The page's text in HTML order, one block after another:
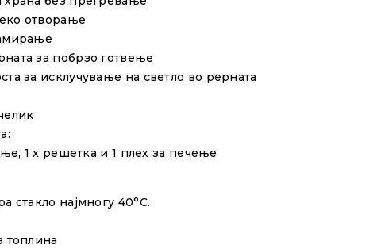
отворање
за побрзо готвење
за исклучување на светло во рерната
1 x решетка и 1 плех за печење
стакло најмногу 40°C.
топлина